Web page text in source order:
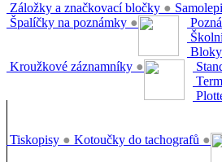
Záložky a značkovací bločky ●
Špalíčky na poznámky ●
Bloky
Kroužkové záznamníky ●
Tiskopisy ● Kotoučky do tachografů ●